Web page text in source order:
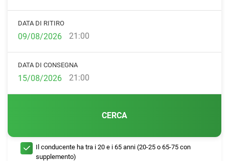
DATA DI RITIRO
21:00
DATA DI CONSEGNA
21:00
CERCA
Il conducente ha tra i 20 e i 65 anni (20-25 o 65-75 con
supplemento)